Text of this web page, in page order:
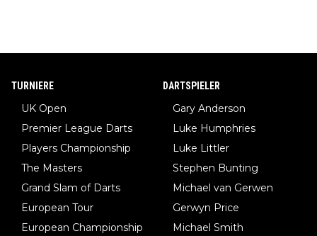
TURNIERE
UK Open
Premier League Darts
Players Championship
The Masters
Grand Slam of Darts
European Tour
European Championship
DARTSPIELER
Gary Anderson
Luke Humphries
Luke Littler
Stephen Bunting
Michael van Gerwen
Gerwyn Price
Michael Smith